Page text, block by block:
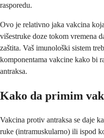
rasporedu.
Ovo je relativno jaka vakcina
višestruke doze tokom vremena
zaštita. Vaš imunološki sistem
komponentama vakcine kako bi
antraksa.
Kako da primim
Vakcina protiv antraksa se daje
ruke (intramuskularno) ili ispod